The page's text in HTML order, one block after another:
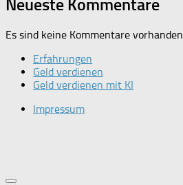
Neueste Kommentare
Es sind keine Kommentare vorhanden.
Erfahrungen
Geld verdienen
Geld verdienen mit KI
Impressum